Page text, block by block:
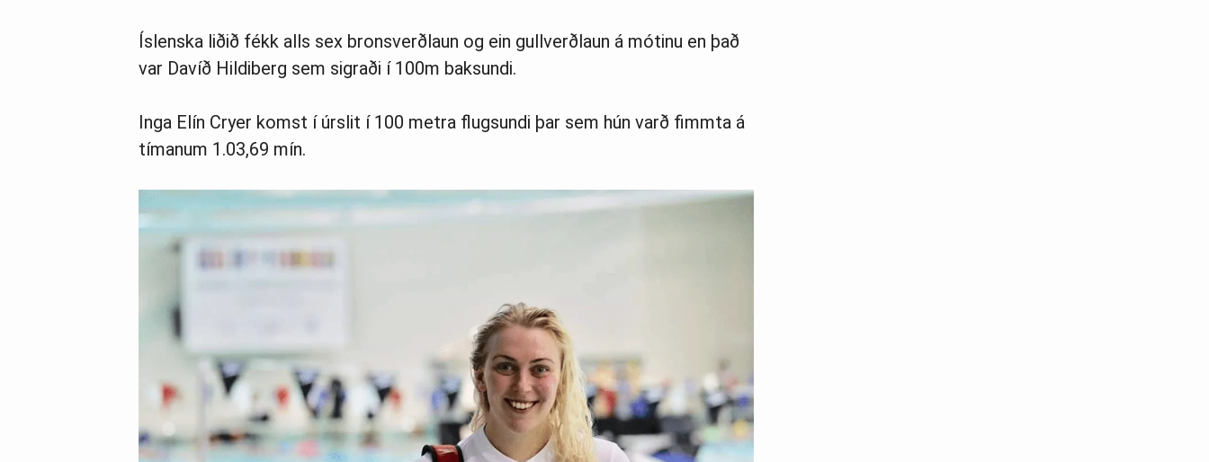
Íslenska liðið fékk alls sex bronsverðlaun og ein gullverðlaun á mótinu en það
var Davíð Hildiberg sem sigraði í 100m baksundi.
Inga Elín Cryer komst í úrslit í 100 metra flugsundi þar sem hún varð fimmta á
tímanum 1.03,69 mín.